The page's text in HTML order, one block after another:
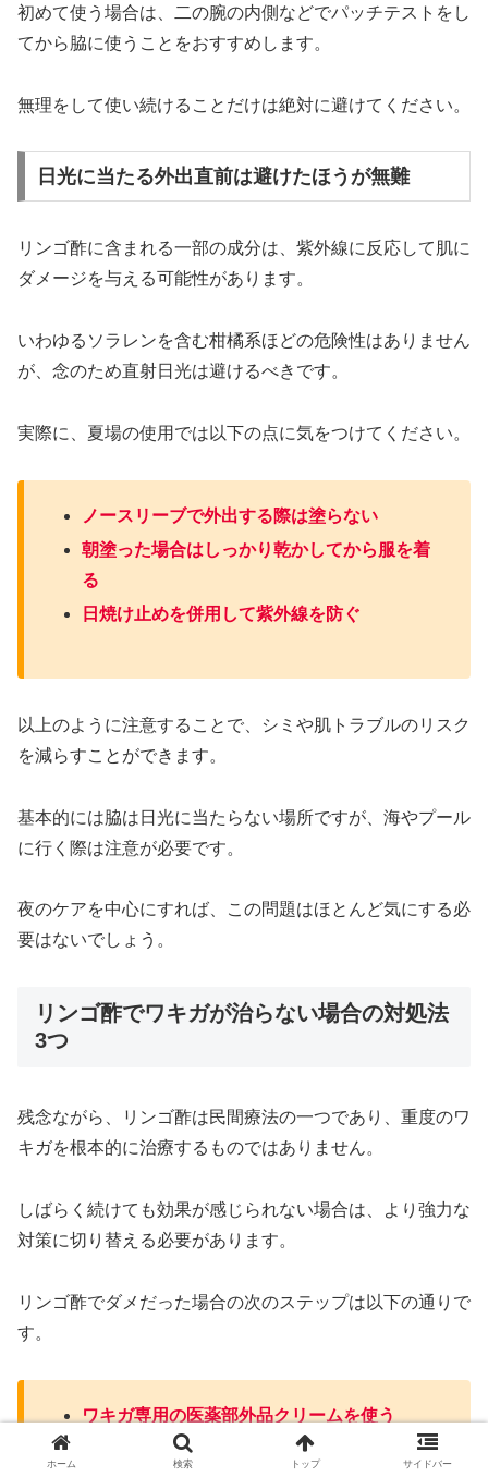
初めて使う場合は、二の腕の内側などでパッチテストをし
てから脇に使うことをおすすめします。
無理をして使い続けることだけは絶対に避けてください。
日光に当たる外出直前は避けたほうが無難
リンゴ酢に含まれる一部の成分は、紫外線に反応して肌に
ダメージを与える可能性があります。
いわゆるソラレンを含む柑橘系ほどの危険性はありません
が、念のため直射日光は避けるべきです。
実際に、夏場の使用では以下の点に気をつけてください。
ノースリーブで外出する際は塗らない
朝塗った場合はしっかり乾かしてから服を着
る
日焼け止めを併用して紫外線を防ぐ
以上のように注意することで、シミや肌トラブルのリスク
を減らすことができます。
基本的には脇は日光に当たらない場所ですが、海やプール
に行く際は注意が必要です。
夜のケアを中心にすれば、この問題はほとんど気にする必
要はないでしょう。
リンゴ酢でワキガが治らない場合の対処法
3つ
残念ながら、リンゴ酢は民間療法の一つであり、重度のワ
キガを根本的に治療するものではありません。
しばらく続けても効果が感じられない場合は、より強力な
対策に切り替える必要があります。
リンゴ酢でダメだった場合の次のステップは以下の通りで
す。
ワキガ専用の医薬部外品クリームを使う
美容クリニックでボトックス注射などを打つ
ホーム 検索 トップ サイドバー